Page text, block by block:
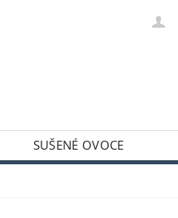
SUŠENÉ OVOCE